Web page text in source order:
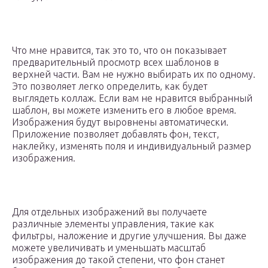
Что мне нравится, так это то, что он показывает
предварительный просмотр всех шаблонов в
верхней части. Вам не нужно выбирать их по одному.
Это позволяет легко определить, как будет
выглядеть коллаж. Если вам не нравится выбранный
шаблон, вы можете изменить его в любое время.
Изображения будут выровнены автоматически.
Приложение позволяет добавлять фон, текст,
наклейку, изменять поля и индивидуальный размер
изображения.
Для отдельных изображений вы получаете
различные элементы управления, такие как
фильтры, наложение и другие улучшения. Вы даже
можете увеличивать и уменьшать масштаб
изображения до такой степени, что фон станет